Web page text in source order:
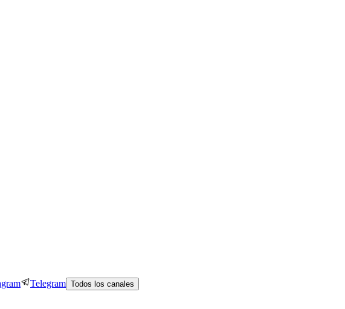
Telegram Todos los canales